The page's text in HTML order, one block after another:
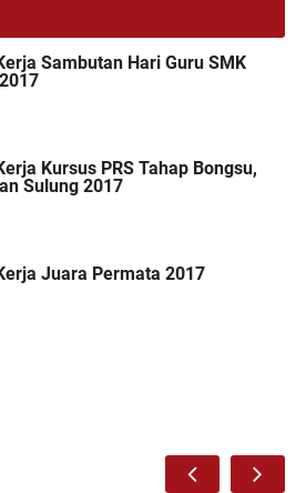
Sambutan Hari Guru SMK
Kursus PRS Tahap Bongsu,
Sulung 2017
Juara Permata 2017